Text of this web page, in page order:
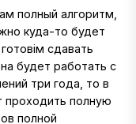
полный алгоритм,
куда-то будет
сдавать
будет работать с
три года, то в
проходить полную
полной